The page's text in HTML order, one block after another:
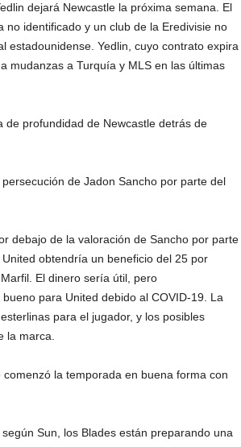
dejará Newcastle la próxima semana. El
identificado y un club de la Eredivisie no
estadounidense. Yedlin, cuyo contrato expira
mudanzas a Turquía y MLS en las últimas
profundidad de Newcastle detrás de
de Jadon Sancho por parte del
debajo de la valoración de Sancho por parte
obtendría un beneficio del 25 por
El dinero sería útil, pero
para United debido al COVID-19. La
para el jugador, y los posibles
la marca.
la temporada en buena forma con
Sun, los Blades están preparando una